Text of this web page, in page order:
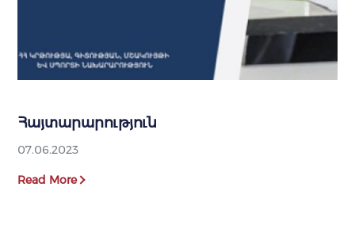
Հայտարարություն
07.06.2023
Read More